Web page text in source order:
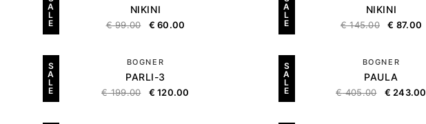
A
L
E
NIKINI
€99.00 € 60.00
A
L
E
NIKINI
€145.00 € 87.00
S
A
L
E
BOGNER
PARLI-3
€199.00 € 120.00
S
A
L
E
BOGNER
PAULA
€405.00 € 243.00